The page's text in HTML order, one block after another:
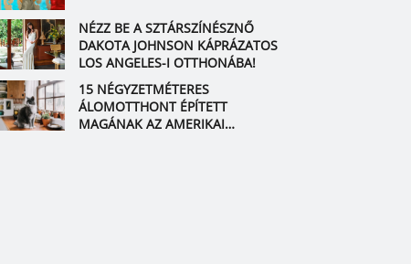
NÉZZ BE A SZTÁRSZÍNÉSZNŐ
DAKOTA JOHNSON KÁPRÁZATOS
LOS ANGELES-I OTTHONÁBA!
15 NÉGYZETMÉTERES
ÁLOMOTTHONT ÉPÍTETT
MAGÁNAK AZ AMERIKAI